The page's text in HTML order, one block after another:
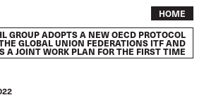
Breadcrumb
HOME
GROUP ADOPTS A NEW OECD PROTOCOL
GLOBAL UNION FEDERATIONS ITF AND
A JOINT WORK PLAN FOR THE FIRST TIME